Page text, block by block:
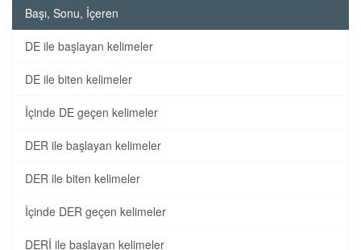
Başı, Sonu, İçeren
DE ile başlayan kelimeler
DE ile biten kelimeler
İçinde DE geçen kelimeler
DER ile başlayan kelimeler
DER ile biten kelimeler
İçinde DER geçen kelimeler
DERİ ile başlayan kelimeler